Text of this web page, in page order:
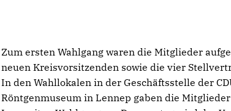
Zum ersten Wahlgang waren die Mitglieder
neuen Kreisvorsitzenden sowie die vier
In den Wahllokalen in der Geschäftsstelle der
Röntgenmuseum in Lennep gaben die